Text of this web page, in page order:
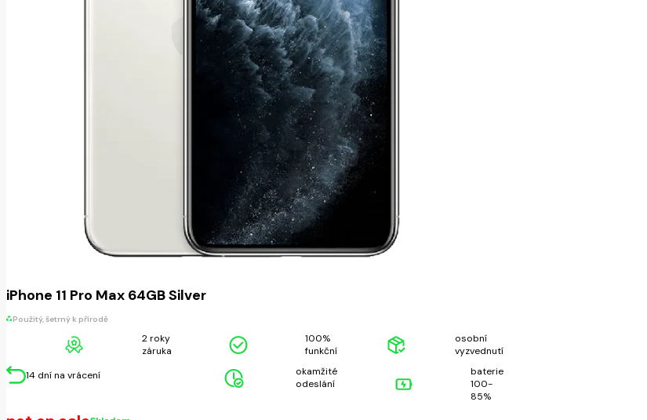
iPhone 11 Pro Max 64GB Silver
Použitý, šetrný k přírodě
2 roky
záruka
100%
funkční
osobní
vyzvednutí
14 dní na vrácení
okamžité
odeslání
baterie
100-
85%